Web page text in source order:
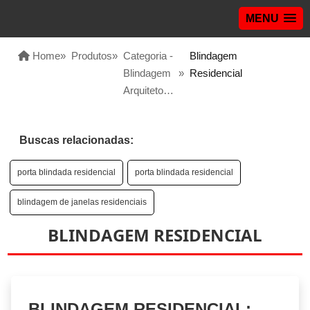
MENU
Home» Produtos» Categoria -
Blindagem
Arquitetonica
»
Blindagem
Residencial
Buscas relacionadas:
porta blindada residencial porta blindada residencial
blindagem de janelas residenciais
BLINDAGEM RESIDENCIAL